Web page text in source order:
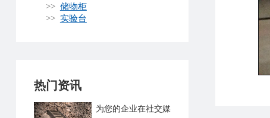
>> 储物柜
>> 实验台
热门资讯
为您的企业在社交媒